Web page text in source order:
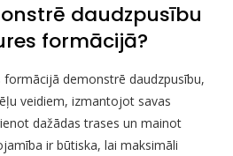
daudzpusību
formācijā?
formācijā demonstrē daudzpusību,
veidiem, izmantojot savas
dažādas trases un mainot
ir būtiska, lai maksimāli